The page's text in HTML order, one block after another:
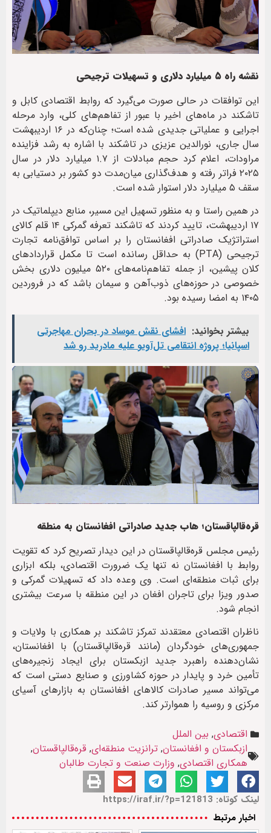
نقشه راه ۵ میلیارد دلاری و تسهیلات ترجیحی
این توافقات در حالی صورت می‌گیرد که روابط اقتصادی کابل و
تاشکند در ماه‌های اخیر با عبور از تفاهم‌های کلی، وارد مرحله
اجرایی و عملیاتی جدیدی شده است؛ چنان‌که در ۱۶ اردیبهشت
سال جاری، نورالدین عزیزی در تاشکند با اشاره به رشد فزاینده
مراودات، اعلام کرد حجم مبادلات از ۱.۷ میلیارد دلار در سال
۲۰۲۵ فراتر رفته و هدف‌گذاری میان‌مدت دو کشور بر دستیابی به
سقف ۵ میلیارد دلار استوار شده است.
در همین راستا و به منظور تسهیل این مسیر، منابع دیپلماتیک در
۱۷ اردیبهشت، تایید کردند که تاشکند تعرفه گمرکی ۱۴ قلم کالای
استراتژیک صادراتی افغانستان را بر اساس توافق‌نامه تجارت
ترجیحی (PTA) به حداقل رسانده است تا مکمل قراردادهای
کلان پیشین، از جمله تفاهم‌نامه‌های ۵۲۰ میلیون دلاری بخش
خصوصی در حوزه‌های ذوب‌آهن و سیمان باشد که در فروردین
۱۴۰۵ به امضا رسیده بود.
بیشتر بخوانید: افشای نقش موساد در بحران مهاجرتی
اسپانیا؛ پروژه انتقامی تل‌آویو علیه مادرید رو شد
قره‌قالپاقستان؛ هاب جدید صادراتی افغانستان به منطقه
رئیس مجلس قره‌قالپاقستان در این دیدار تصریح کرد که تقویت
روابط با افغانستان نه تنها یک ضرورت اقتصادی، بلکه ابزاری
برای ثبات منطقه‌ای است. وی وعده داد که تسهیلات گمرکی و
صدور ویزا برای تاجران افغان در این منطقه با سرعت بیشتری
انجام شود.
ناظران اقتصادی معتقدند تمرکز تاشکند بر همکاری با ولایات و
جمهوری‌های خودگردان (مانند قره‌قالپاقستان) با افغانستان،
نشان‌دهنده راهبرد جدید ازبکستان برای ایجاد زنجیره‌های
تأمین خرد و پایدار در حوزه کشاورزی و صنایع دستی است که
می‌تواند مسیر صادرات کالاهای افغانستان به بازارهای آسیای
مرکزی و روسیه را هموارتر کند.
اقتصادی, بین الملل
ازبکستان و افغانستان, ترانزیت منطقه‌ای, قره‌قالپاقستان,
همکاری اقتصادی, وزارت صنعت و تجارت طالبان
لینک کوتاه: https://iraf.ir/?p=121813
اخبار مرتبط